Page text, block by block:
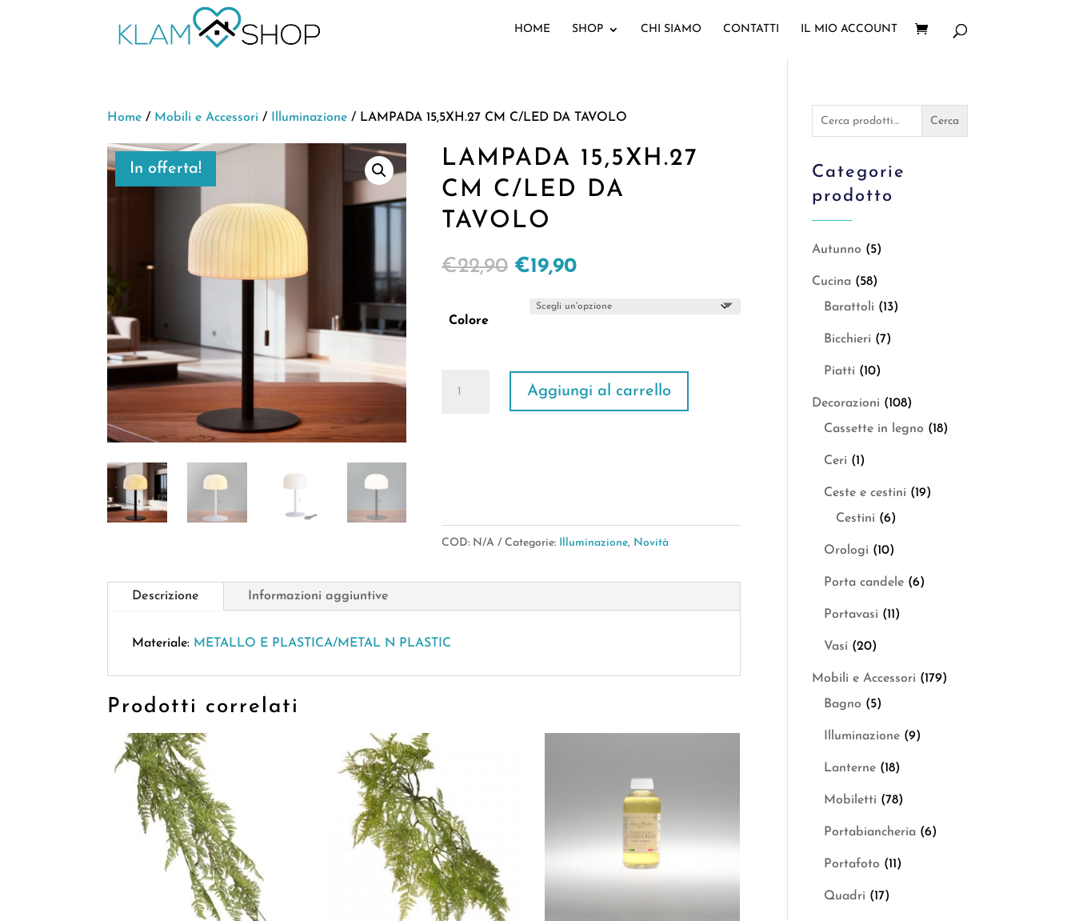
HOME SHOP CHI SIAMO CONTATTI IL MIO ACCOUNT
Home / Mobili e Accessori / Illuminazione / LAMPADA 15,5XH.27 CM C/LED DA TAVOLO
In offerta!
LAMPADA 15,5XH.27
CM C/LED DA
TAVOLO
€22,90 Il
originale
€22,90.
€19,90Il
attuale
€19,90.
Colore
quantità
Aggiungi al carrello
COD: N/A Categorie: Illuminazione, Novità
Descrizione Informazioni aggiuntive
Materiale: METALLO E PLASTICA/METAL N PLASTIC
Prodotti correlati
Cerca: Cerca
Categorie
prodotto
Autunno (5)
Cucina (58)
Barattoli (13)
Bicchieri (7)
Piatti (10)
Decorazioni (108)
Cassette in legno (18)
Ceri (1)
Ceste e cestini (19)
Cestini (6)
Orologi (10)
Porta candele (6)
Portavasi (11)
Vasi (20)
Mobili e Accessori (179)
Bagno (5)
Illuminazione (9)
Lanterne (18)
Mobiletti (78)
Portabiancheria (6)
Portafoto (11)
Quadri (17)